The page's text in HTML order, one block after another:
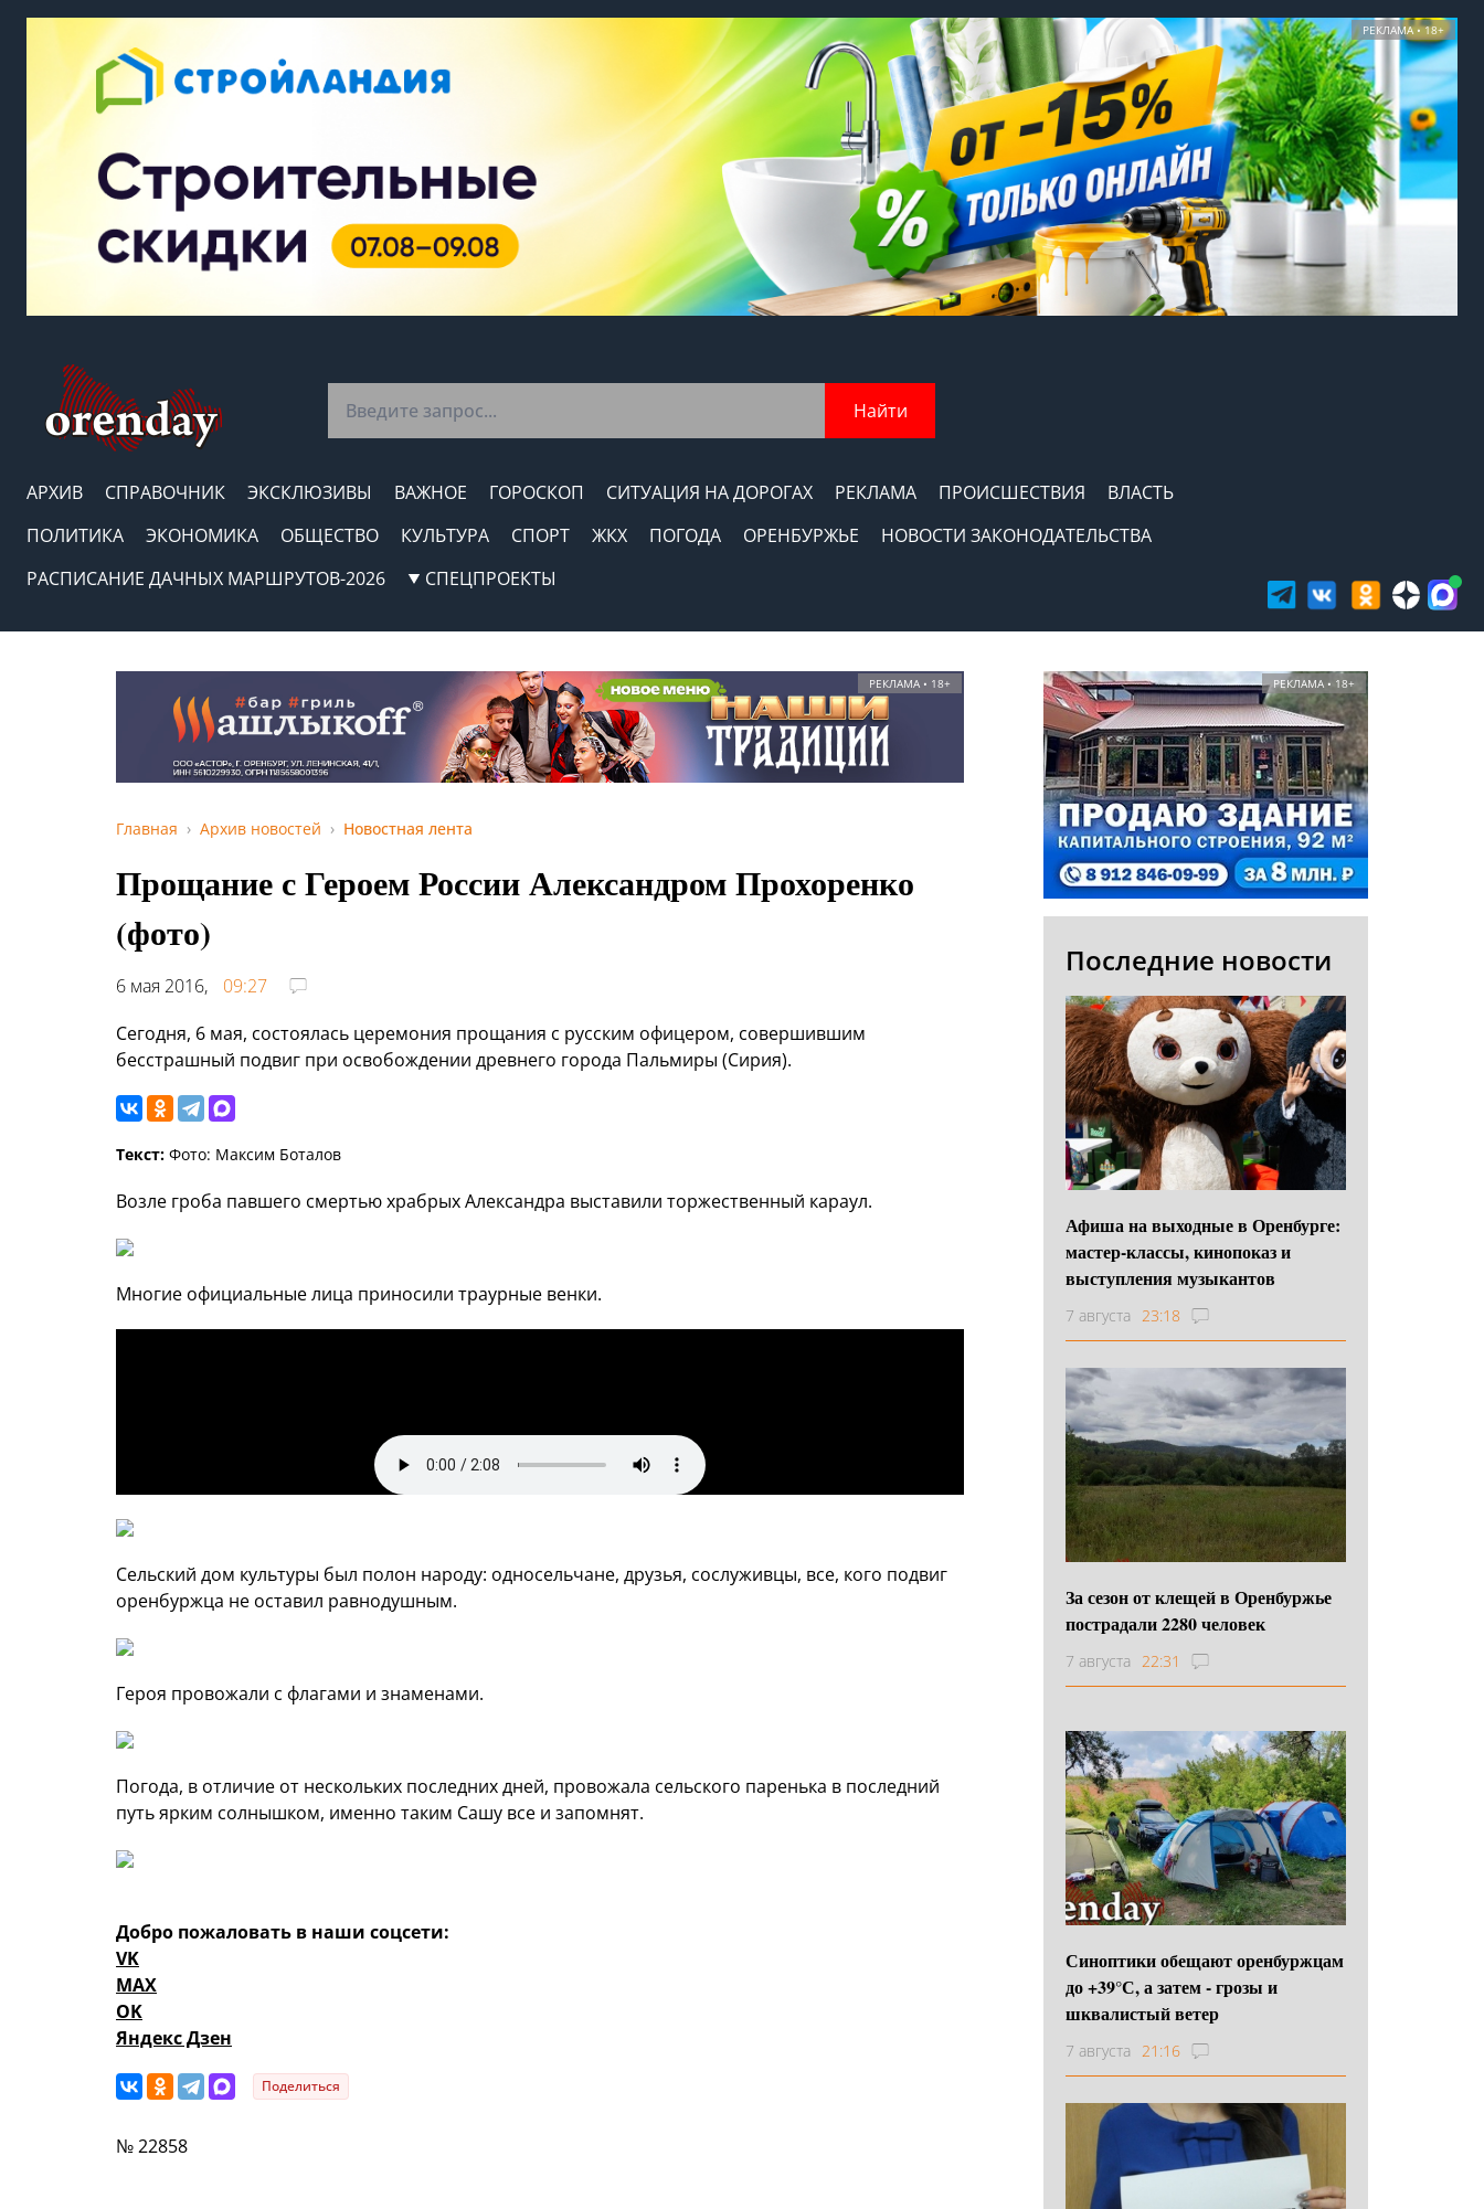
РЕКЛАМА • 18+
Найти
АРХИВ СПРАВОЧНИК ЭКСКЛЮЗИВЫ ВАЖНОЕ ГОРОСКОП СИТУАЦИЯ НА ДОРОГАХ РЕКЛАМА ПРОИСШЕСТВИЯ
ВЛАСТЬ
ПОЛИТИКА
ЭКОНОМИКА ОБЩЕСТВО КУЛЬТУРА СПОРТ ЖКХ ПОГОДА ОРЕНБУРЖЬЕ
НОВОСТИ ЗАКОНОДАТЕЛЬСТВА
РАСПИСАНИЕ ДАЧНЫХ МАРШРУТОВ-2026
СПЕЦПРОЕКТЫ
РЕКЛАМА • 18+
Главная Архив новостей Новостная лента
Прощание с Героем России Александром Прохоренко
(фото)
6 мая 2016,
09:27
Сегодня, 6 мая, состоялась церемония прощания с русским офицером, совершившим
бесстрашный подвиг при освобождении древнего города Пальмиры (Сирия).
Текст: Фото: Максим Боталов
Возле гроба павшего смертью храбрых Александра выставили торжественный караул.
Многие официальные лица приносили траурные венки.
Сельский дом культуры был полон народу: односельчане, друзья, сослуживцы, все, кого подвиг
оренбуржца не оставил равнодушным.
Героя провожали с флагами и знаменами.
Погода, в отличие от нескольких последних дней, провожала сельского паренька в последний
путь ярким солнышком, именно таким Сашу все и запомнят.
Добро пожаловать в наши соцсети:
VK
MAX
OK
Яндекс Дзен
Поделиться
№ 22858
РЕКЛАМА • 18+
Последние новости
Афиша на выходные в Оренбурге:
мастер-классы, кинопоказ и
выступления музыкантов
7 августа 23:18
За сезон от клещей в Оренбуржье
пострадали 2280 человек
7 августа 22:31
Синоптики обещают оренбуржцам
до +39°С, а затем - грозы и
шквалистый ветер
7 августа 21:16